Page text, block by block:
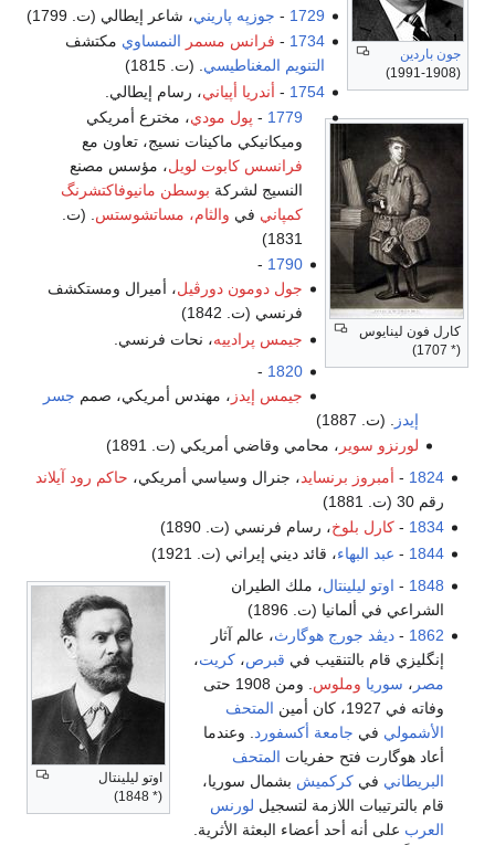
جون باردين
(1908-1991)
كارل فون لينايوس
(* 1707)
1729
- جوزپه پاريني، شاعر إيطالي (ت. 1799)
1734
- فرانس مسمر النمساوي مكتشف
التنويم المغناطيسي . (ت. 1815)
1754
- أندريا أپياني، رسام إيطالي.
1779
- پول مودي، مخترع أمريكي
وميكانيكي ماكينات نسيج، تعاون مع
فرانسس كابوت لويل، مؤسس مصنع
النسيج لشركة بوسطن مانيوفاكتشرنگ
كمپاني في والثام، مساتشوستس . (ت.
1831)
1790
-
جول دومون دورڤيل، أميرال ومستكشف
فرنسي (ت. 1842)
جيمس پرادييه، نحات فرنسي.
1820
-
جيمس إيدز ، مهندس أمريكي، صمم جسر
إيدز
. (ت. 1887)
لورنزو سوير ، محامي وقاضي أمريكي (ت. 1891)
1824
- أمبروز برنسايد، جنرال وسياسي أمريكي، حاكم رود آيلاند
رقم 30 (ت. 1881)
1834
-كارل بلوخ، رسام فرنسي (ت. 1890)
1844
- عبد البهاء، قائد ديني إيراني (ت. 1921)
اوتو ليلينتال
(* 1848)
1848
- اوتو ليلينتال، ملك الطيران
الشراعي في ألمانيا (ت. 1896)
1862
-ديڤد جورج هوگارث، عالم آثار
إنگليزي قام بالتنقيب في قبرص،كريت،
مصر ، سوريا وملوس
. ومن 1908 حتى
وفاته في 1927، كان أمين
المتحف
الأشمولي في جامعة أكسفورد. وعندما
أعاد هوگارت فتح حفريات المتحف
البريطاني فيكركميش بشمال سوريا،
قام بالترتيبات اللازمة لتسجيل لورنس
العرب على أنه أحد أعضاء البعثة الأثرية.